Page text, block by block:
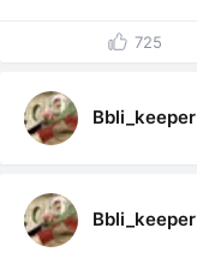
725
Bbli_keeper
Bbli_keeper